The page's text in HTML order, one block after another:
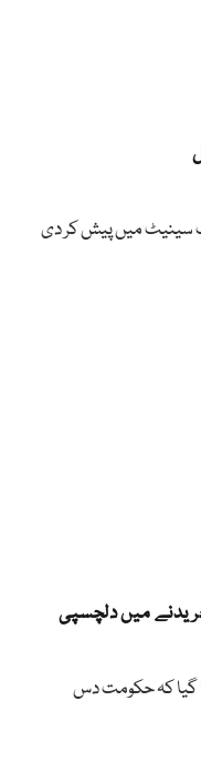
اداروں کی فہرست سینیٹ میں پیش کر دی
میں دلچسپی
گیا کہ حکومت دس